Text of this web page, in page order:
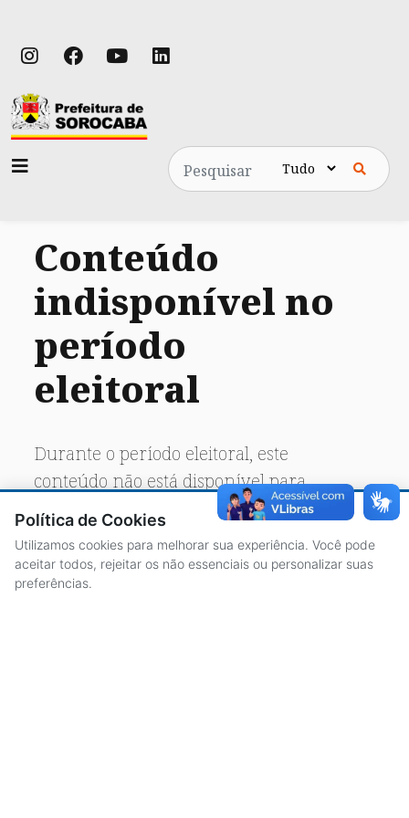
Pesquisa
Conteúdo
indisponível no
período
eleitoral
Durante o período eleitoral, este
conteúdo não está disponível para
acesso público.
Política de Cookies
Utilizamos cookies para melhorar sua experiência. Você pode
aceitar todos, rejeitar os não essenciais ou personalizar suas
preferências.